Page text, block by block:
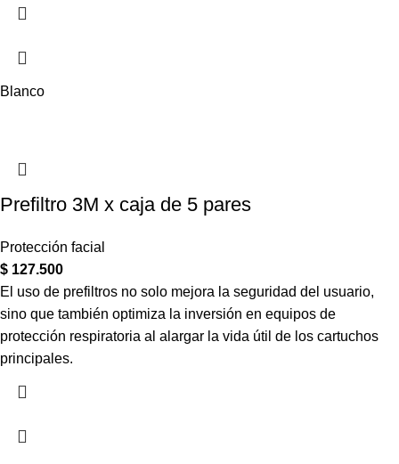
Blanco
Prefiltro 3M x caja de 5 pares
Protección facial
$ 127.500
El uso de prefiltros no solo mejora la seguridad del usuario,
sino que también optimiza la inversión en equipos de
protección respiratoria al alargar la vida útil de los cartuchos
principales.